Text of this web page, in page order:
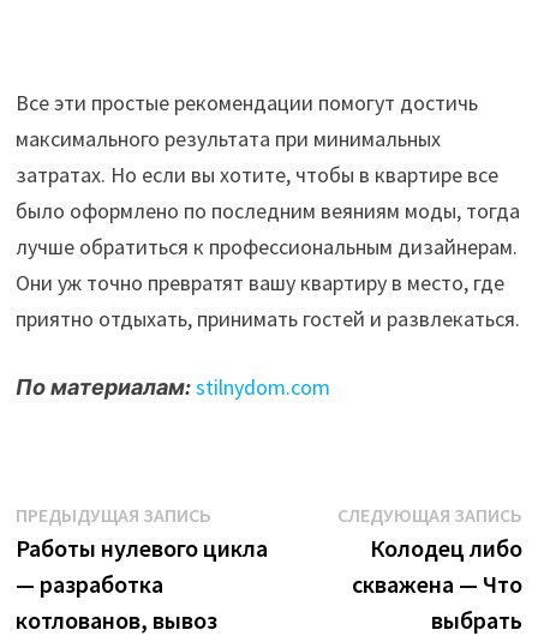
Все эти простые рекомендации помогут достичь
максимального результата при минимальных
затратах. Но если вы хотите, чтобы в квартире все
было оформлено по последним веяниям моды, тогда
лучше обратиться к профессиональным дизайнерам.
Они уж точно превратят вашу квартиру в место, где
приятно отдыхать, принимать гостей и развлекаться.
По материалам:stilnydom.com
Навигация
по
записям
ПРЕДЫДУЩАЯ ЗАПИСЬПредыдущая
запись:
Работы нулевого цикла
— разработка
котлованов, вывоз
СЛЕДУЮЩАЯ ЗАПИСЬ
Колодец либо
скважена — Что
выбрать